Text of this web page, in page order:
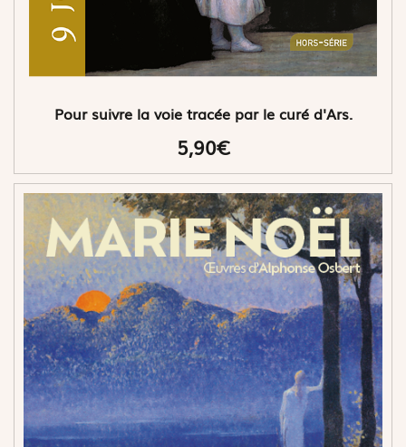
Pour suivre la voie tracée par le curé d'Ars.
5,90€